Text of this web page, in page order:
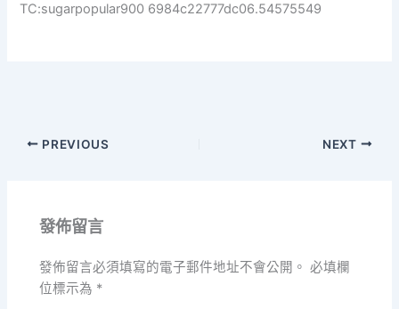
TC:sugarpopular900 6984c22777dc06.54575549
PREVIOUS NEXT
發佈留言
發佈留言必須填寫的電子郵件地址不會公開。 必填欄
位標示為 *